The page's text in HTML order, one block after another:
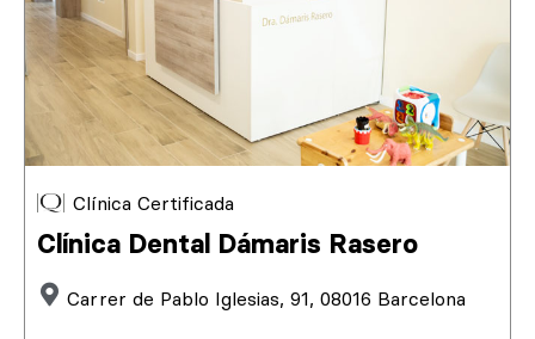
Clínica Certificada
Clínica Dental Dámaris Rasero
Carrer de Pablo Iglesias, 91, 08016 Barcelona